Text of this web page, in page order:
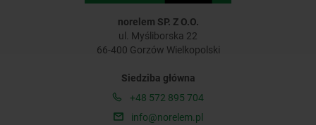
norelem SP. Z O.O.
ul. Myśliborska 22
66-400 Gorzów Wielkopolski
Siedziba główna
+48 572 895 704
info@norelem.pl